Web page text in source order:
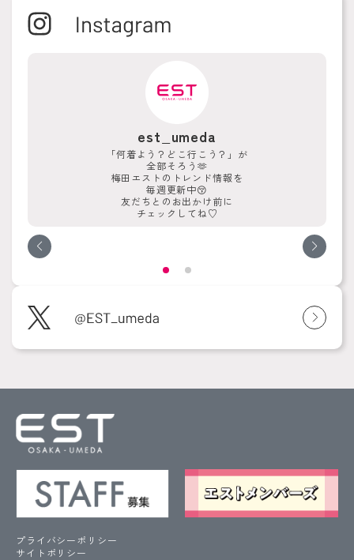
est_umeda
「何着よう？どこ行こう？」が
全部そろう🫶
梅田エストのトレンド情報を
毎週更新中😚
友だちとのお出かけ前に
チェックしてね♡
プライバシーポリシー
サイトポリシー